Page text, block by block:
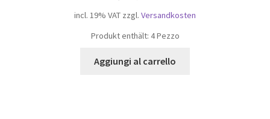
incl. 19% VAT zzgl. Versandkosten
Produkt enthält: 4Pezzo
Aggiungi al carrello